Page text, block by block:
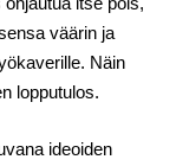
väärin ja
Näin
lopputulos.
ideoiden